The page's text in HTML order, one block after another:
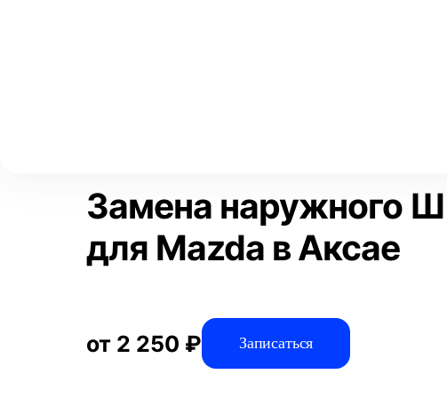
Замена наружного
для Mazda в Аксае
от 2 250 ₽ Записаться